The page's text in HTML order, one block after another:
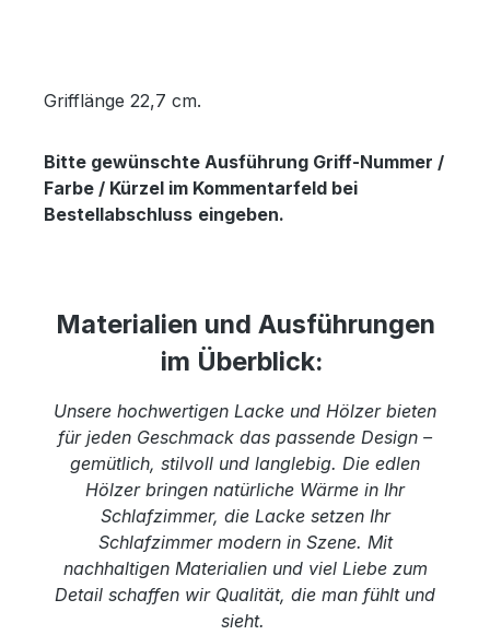
Grifflänge 22,7 cm.
Bitte gewünschte Ausführung Griff-Nummer /
Farbe / Kürzel im Kommentarfeld bei
Bestellabschluss eingeben.
Materialien und Ausführungen
im Überblick:
Unsere hochwertigen Lacke und Hölzer bieten
für jeden Geschmack das passende Design –
gemütlich, stilvoll und langlebig. Die edlen
Hölzer bringen natürliche Wärme in Ihr
Schlafzimmer, die Lacke setzen Ihr
Schlafzimmer modern in Szene. Mit
nachhaltigen Materialien und viel Liebe zum
Detail schaffen wir Qualität, die man fühlt und
sieht.